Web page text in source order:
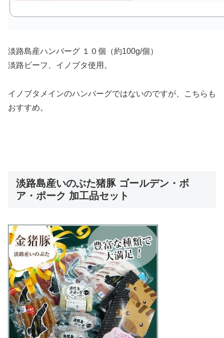
淡路島産ハンバーグ １０個（約100g/個）
淡路ビーフ、イノブタ使用。
イノブタメインのハンバーグではないのですが、こちらも
おすすめ。
淡路島産いのぶた猪豚 ゴールデン・ボ
ア・ポーク 加工品セット